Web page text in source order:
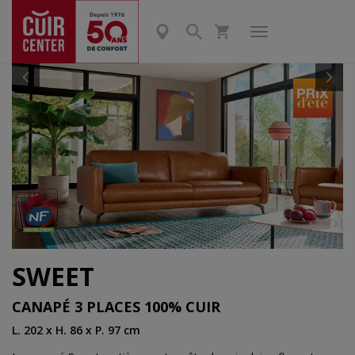
Précédent
SWEET
CANAPÉ 3 PLACES 100% CUIR
L. 202 x H. 86 x P. 97 cm